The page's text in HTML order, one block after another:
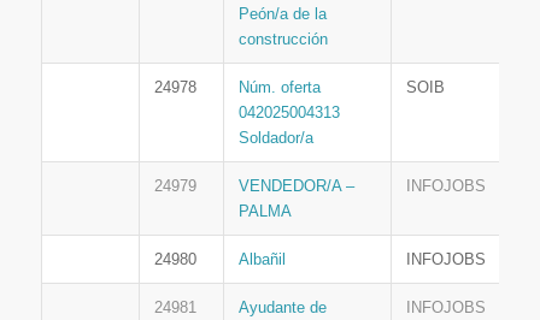
Peón/a de la
construcción
24978
Núm. oferta
042025004313
Soldador/a
SOIB
24979
VENDEDOR/A –
PALMA
INFOJOBS
24980 Albañil INFOJOBS
24981 Ayudante de INFOJOBS